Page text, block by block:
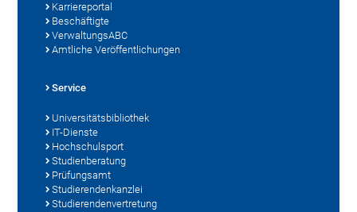
Karriereportal
Beschäftigte
VerwaltungsABC
Amtliche Veröffentlichungen
Service
Universitätsbibliothek
IT-Dienste
Hochschulsport
Studienberatung
Prüfungsamt
Studierendenkanzlei
Studierendenvertretung